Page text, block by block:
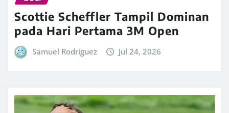
Scottie Scheffler Tampil Dominan
pada Hari Pertama 3M Open
Samuel Rodriguez Jul 24, 2026